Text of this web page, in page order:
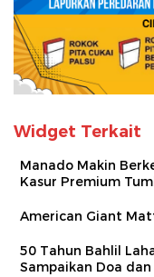
Widget Terkait
Manado Makin
Kasur Premium
American Giant
50 Tahun Bahlil
Sampaikan Doa